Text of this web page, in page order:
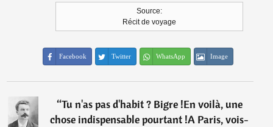
Source:
Récit de voyage
Facebook Twitter WhatsApp Image
“Tu n'as pas d'habit ? Bigre !En voilà, une
chose indispensable pourtant !A Paris, vois-